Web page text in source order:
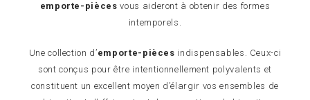
emporte-pièces vous aideront à obtenir des formes
intemporels.
Une collection d’emporte-pièces indispensables. Ceux-ci
sont conçus pour être intentionnellement polyvalents et
constituent un excellent moyen d’élargir vos ensembles de